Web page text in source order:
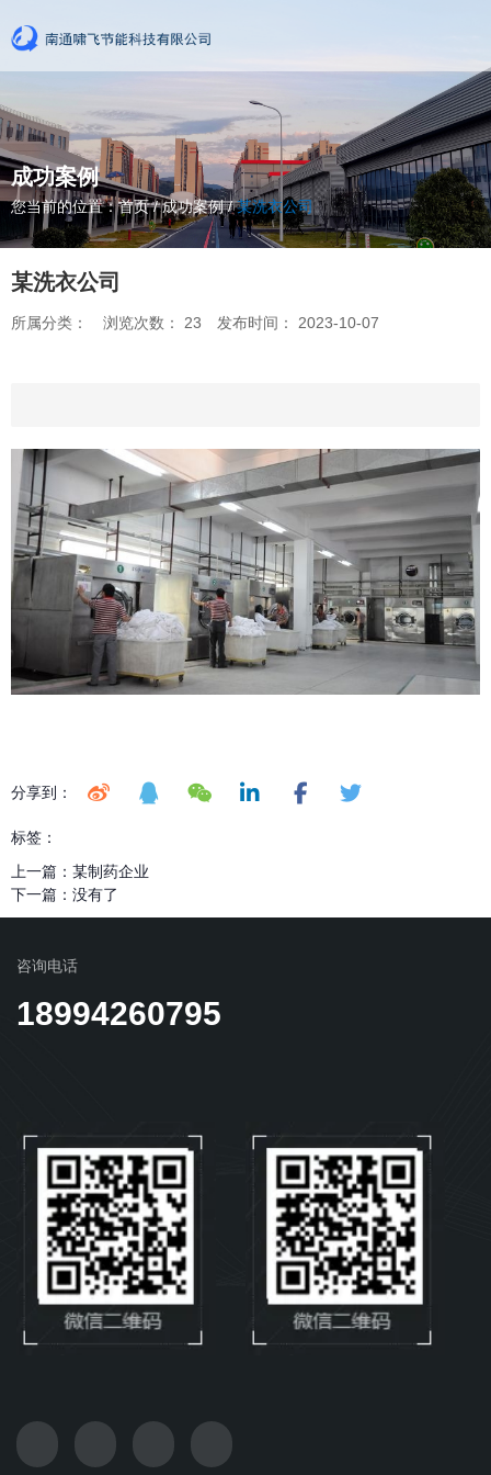
成功案例
您当前的位置：首页/成功案例 /某洗衣公司
某洗衣公司
所属分类： 浏览次数： 23 发布时间： 2023-10-07
分享到：
标签：
上一篇： 某制药企业
下一篇： 没有了
咨询电话
18994260795